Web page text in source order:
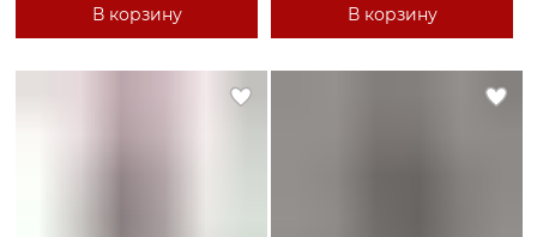
В корзину
В корзину